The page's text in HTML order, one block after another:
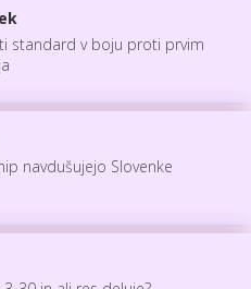
standard v boju proti prvim
navdušujejo Slovenke